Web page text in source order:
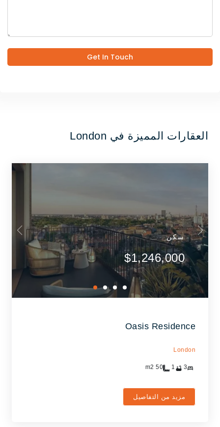
Get In Touch
العقارات المميزة في London
سكن
$1,246,000
Oasis Residence
London
3
1
50
مزيد من التفاصيل